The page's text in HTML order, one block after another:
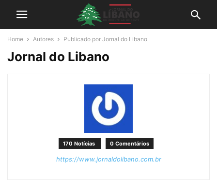
Home Autores Publicado por Jornal do Libano
Jornal do Libano
170 Notícias 0 Comentários
https://www.jornaldolibano.com.br